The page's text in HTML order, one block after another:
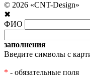
© 2026 «CNT-Design»
✖
ФИО
заполнения
Введите символы с
* - обязательные поля